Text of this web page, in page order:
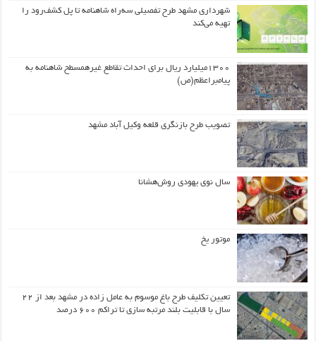
شهرداری مشهد طرح تفصیلی سه‌راه شاهنامه تا پل کشف‌رود را
تهیه می‌کند
۱۳۰۰میلیارد ریال برای احداث تقاطع غیرهمسطح شاهنامه به
پیامبراعظم(ص)
تصویب طرح بازنگری قلعه وکیل آباد مشهد
سال نوی یهودی روش‌هشانا
موتور یخ
تعیین تکلیف طرح باغ موسوم به عامل زاده در مشهد بعد از ۲۲
سال با قابلیت بلند مرتبه سازی تا تراکم ۶۰۰ درصد